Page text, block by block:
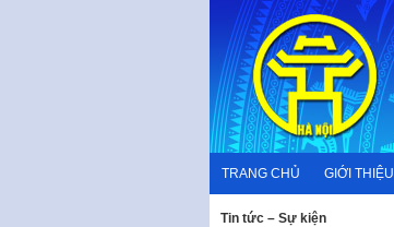
content
TRANG CHỦ GIỚI THIỆU
Tin tức – Sự kiện